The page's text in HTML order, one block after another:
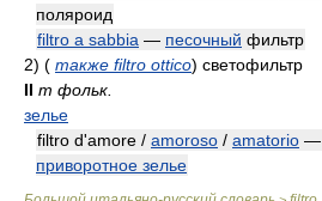
поляроид
filtro a sabbia — песочный фильтр
2) ( также filtro ottico) светофильтр
II m фольк.
зелье
filtro d'amore / amoroso / amatorio —
приворотное зелье